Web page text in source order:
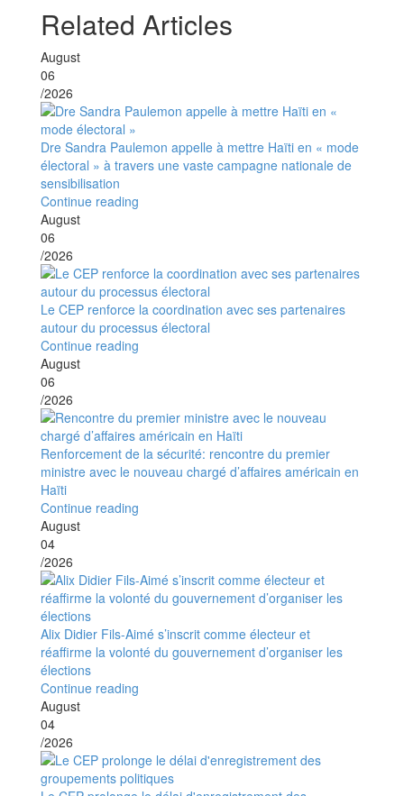
Related Articles
August
06
/2026
Dre Sandra Paulemon appelle à mettre Haïti en « mode
électoral » à travers une vaste campagne nationale de
sensibilisation
Continue reading
August
06
/2026
Le CEP renforce la coordination avec ses partenaires
autour du processus électoral
Continue reading
August
06
/2026
Renforcement de la sécurité: rencontre du premier
ministre avec le nouveau chargé d’affaires américain en
Haïti
Continue reading
August
04
/2026
Alix Didier Fils-Aimé s’inscrit comme électeur et
réaffirme la volonté du gouvernement d’organiser les
élections
Continue reading
August
04
/2026